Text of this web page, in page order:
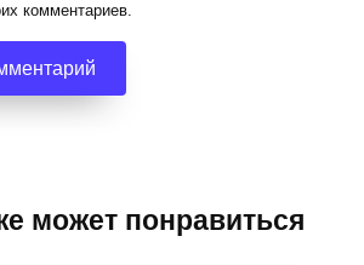
комментариев.
может понравиться